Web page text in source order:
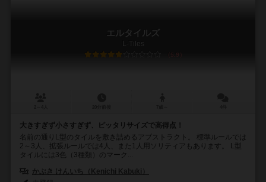
エルタイルズ
L-Tiles
5.9
大きすぎず小さすぎず、ピッタリサイズで高得点！
名前の通りL型のタイルを敷き詰めるアブストラクト。 標準ルールでは
2～3人、拡張ルールでは4人、また1人用ソリティアもあります。 L型
タイルには3色（3種類）のマーク...
かぶき けんいち（Kenichi Kabuki）